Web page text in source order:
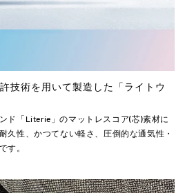
技術を用いて製造した「ライトウ
ド「Literie」のマットレスコア(芯)素材に
久性、かつてない軽さ、圧倒的な通気性・
す。